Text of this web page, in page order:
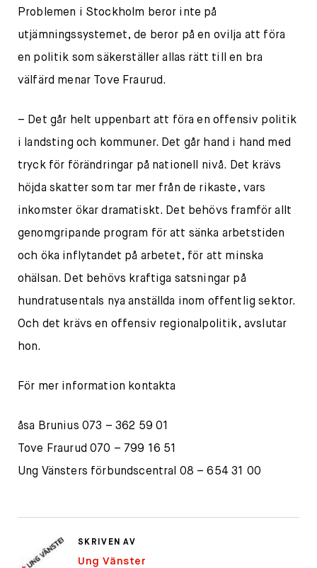
Problemen i Stockholm beror inte på
utjämningssystemet, de beror på en ovilja att föra
en politik som säkerställer allas rätt till en bra
välfärd menar Tove Fraurud.
– Det går helt uppenbart att föra en offensiv politik
i landsting och kommuner. Det går hand i hand med
tryck för förändringar på nationell nivå. Det krävs
höjda skatter som tar mer från de rikaste, vars
inkomster ökar dramatiskt. Det behövs framför allt
genomgripande program för att sänka arbetstiden
och öka inflytandet på arbetet, för att minska
ohälsan. Det behövs kraftiga satsningar på
hundratusentals nya anställda inom offentlig sektor.
Och det krävs en offensiv regionalpolitik, avslutar
hon.
För mer information kontakta
åsa Brunius 073 – 362 59 01
Tove Fraurud 070 – 799 16 51
Ung Vänsters förbundscentral 08 – 654 31 00
SKRIVEN AV
Ung Vänster